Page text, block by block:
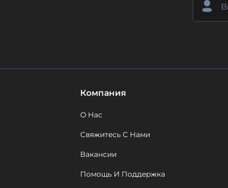
Компания
О Нас
Свяжитесь С Нами
Вакансии
Помощь И Поддержка